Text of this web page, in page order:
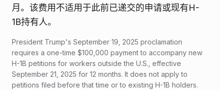
月。该费用不适用于此前已递交的申请或现有H-
1B持有人。
President Trump's September 19, 2025 proclamation
requires a one-time $100,000 payment to accompany new
H-1B petitions for workers outside the U.S., effective
September 21, 2025 for 12 months. It does not apply to
petitions filed before that time or to existing H-1B holders.